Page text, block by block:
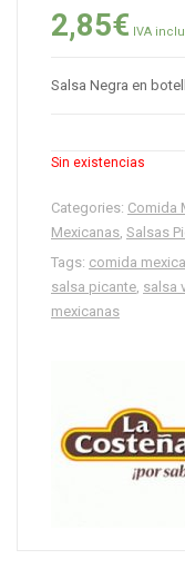
2,85€ IVA
Salsa Negra en
Sin existencias
Categories: Comida
Mexicanas, Salsas
Tags: comida
salsa picante, salsa
mexicanas